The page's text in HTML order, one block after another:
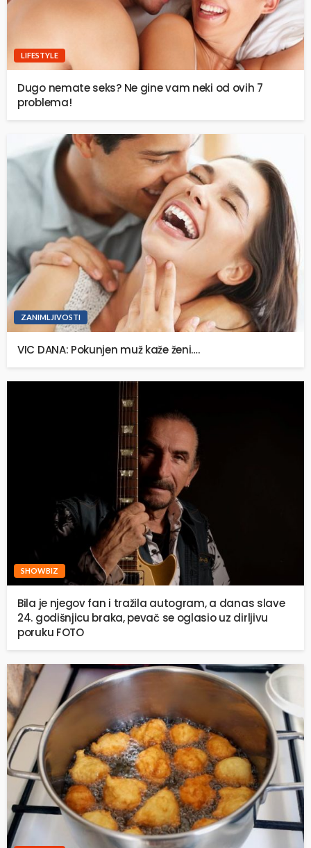
LIFESTYLE
Dugo nemate seks? Ne gine vam neki od ovih 7
problema!
ZANIMLJIVOSTI
VIC DANA: Pokunjen muž kaže ženi….
SHOWBIZ
Bila je njegov fan i tražila autogram, a danas slave
24. godišnjicu braka, pevač se oglasio uz dirljivu
poruku FOTO